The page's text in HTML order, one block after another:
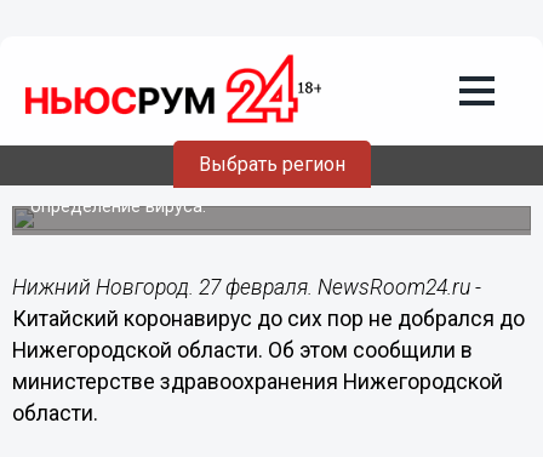
Выбрать регион
27.02.202013:40
Нижегородский Минздрав не нашел
больных коронавирусом в регионе
В регионе есть единственная в ПФО тест-система на
определение вируса.
Нижний Новгород. 27 февраля. NewsRoom24.ru -
Китайский коронавирус до сих пор не добрался до
Нижегородской области. Об этом сообщили в
министерстве здравоохранения Нижегородской
области.